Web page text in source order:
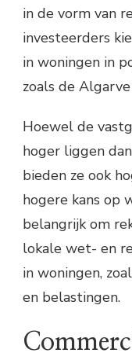
in de vorm van
investeerders
in woningen in
zoals de
Hoewel de
hoger liggen
bieden ze ook
hogere kans op
belangrijk om
lokale wet- en
in woningen,
en belastingen.